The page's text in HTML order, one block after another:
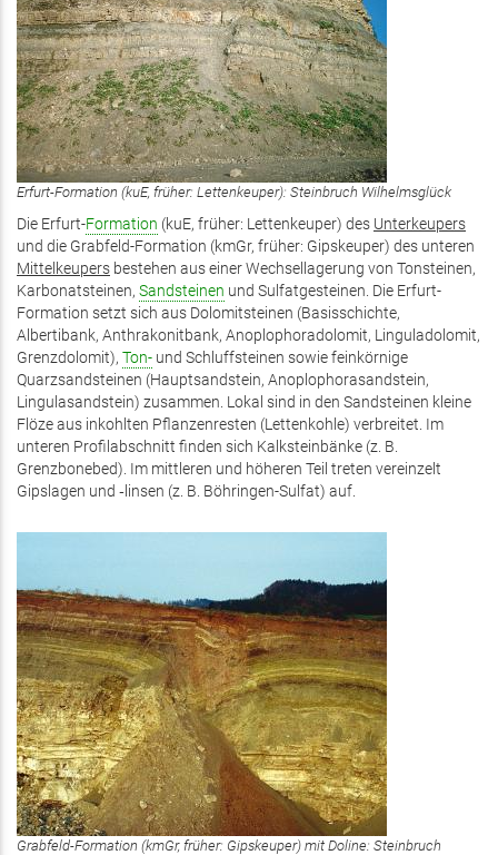
Erfurt-Formation (kuE, früher: Lettenkeuper): Steinbruch Wilhelmsglück
Die Erfurt-Formation (kuE, früher: Lettenkeuper) des Unter­keupers
und die Grabfeld-Formation (kmGr, früher: Gipskeuper) des unteren
Mittelkeupers bestehen aus einer Wechsel­lagerung von Tonsteinen,
Karbona­tsteinen, Sandsteinen und Sulfat­ge­stein­en. Die Erfurt-
Formation setzt sich aus Dolomit­steinen (Basisschichte,
Albertibank, Anthrakonitbank, Anoplophoradolomit, Linguladolomit,
Grenzdolomit), Ton- und Schluff­steinen sowie feinkörnige
Quarzsandsteinen (Hauptsandstein, Anoplophora­sand­stein,
Lingulasandstein) zusammen. Lokal sind in den Sandsteinen kleine
Flöze aus inkohlten Pflanzenresten (Lettenkohle) verbreitet. Im
unteren Profilabschnitt finden sich Kalk­stein­bänke (z. B.
Grenzbonebed). Im mittleren und höheren Teil treten vereinzelt
Gipslagen und ‑linsen (z. B. Böhringen-Sulfat) auf.
Grabfeld-Formation (kmGr, früher: Gipskeuper) mit Doline: Steinbruch